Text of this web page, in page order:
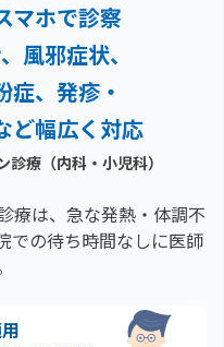
マホで診察
風邪症状、
、 発疹・
ど幅広く対応
診療（内科・小児科）
療は、急な発熱・体調不
での待ち時間なしに医師